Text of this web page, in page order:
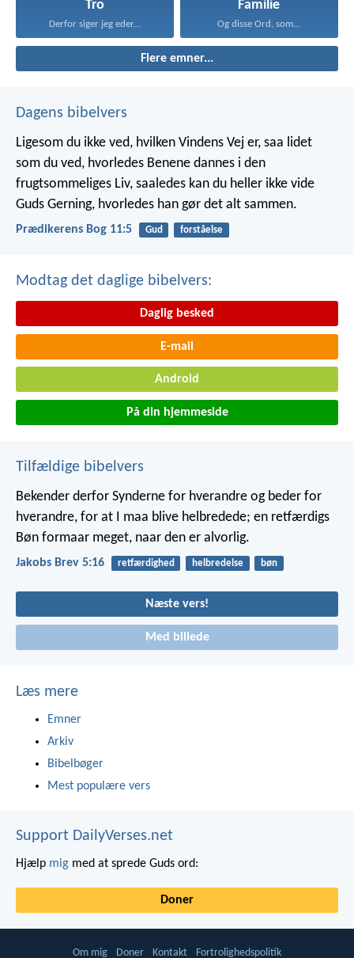
Tro
Derfor siger jeg eder...
Familie
Og disse Ord, som...
Flere emner...
Dagens bibelvers
Ligesom du ikke ved, hvilken Vindens Vej er, saa lidet
som du ved, hvorledes Benene dannes i den
frugtsommeliges Liv, saaledes kan du heller ikke vide
Guds Gerning, hvorledes han gør det alt sammen.
Prædikerens Bog 11:5 Gud forståelse
Modtag det daglige bibelvers:
Daglig besked
E-mail
Android
På din hjemmeside
Tilfældige bibelvers
Bekender derfor Synderne for hverandre og beder for
hverandre, for at I maa blive helbredede; en retfærdigs
Bøn formaar meget, naar den er alvorlig.
Jakobs Brev 5:16 retfærdighed helbredelse bøn
Næste vers!
Med billede
Læs mere
Emner
Arkiv
Bibelbøger
Mest populære vers
Support DailyVerses.net
Hjælp mig med at sprede Guds ord:
Doner
Om mig Doner Kontakt Fortrolighedspolitik